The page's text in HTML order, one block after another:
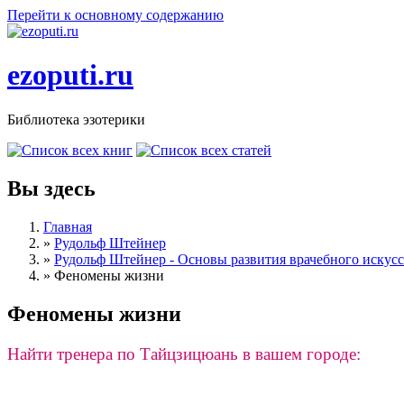
Перейти к основному содержанию
ezoputi.ru
Библиотека эзотерики
Вы здесь
Главная
» Рудольф Штейнер
» Рудольф Штейнер - Основы развития врачебного
» Феномены жизни
Феномены жизни
Найти тренера по Тайцзицюань в вашем городе: